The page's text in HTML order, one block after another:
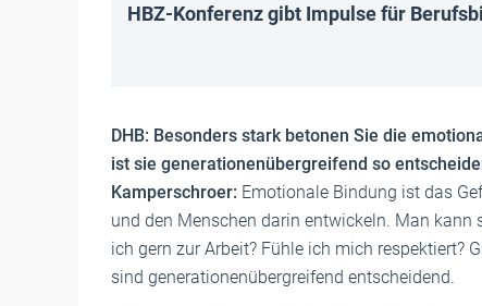
HBZ-Konferenz gibt Impulse für
DHB: Besonders stark betonen Sie die
ist sie generationenübergreifend so
Kamperschroer: Emotionale Bindung ist das
und den Menschen darin entwickeln. Man kann
ich gern zur Arbeit? Fühle ich mich respektiert?
sind generationenübergreifend entscheidend.